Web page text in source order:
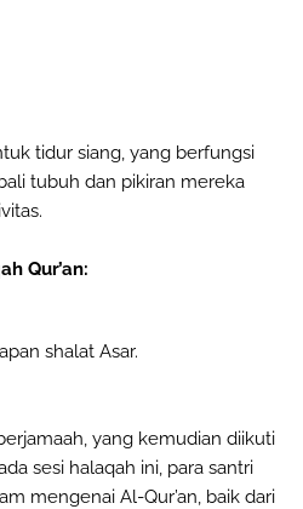
tidur siang, yang berfungsi
tubuh dan pikiran mereka
Qur’an:
shalat Asar.
yang kemudian diikuti
sesi halaqah ini, para santri
mengenai Al-Qur’an, baik dari